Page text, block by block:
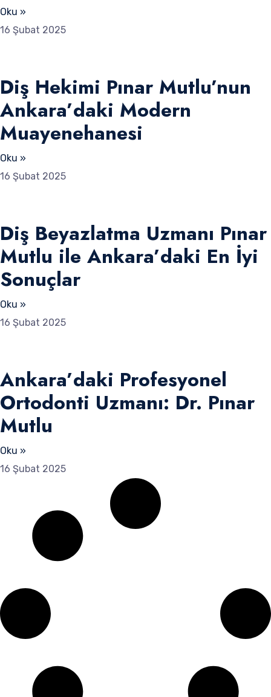
Oku »
16 Şubat 2025
Diş Hekimi Pınar Mutlu’nun
Ankara’daki Modern
Muayenehanesi
Oku »
16 Şubat 2025
Diş Beyazlatma Uzmanı Pınar
Mutlu ile Ankara’daki En İyi
Sonuçlar
Oku »
16 Şubat 2025
Ankara’daki Profesyonel
Ortodonti Uzmanı: Dr. Pınar
Mutlu
Oku »
16 Şubat 2025